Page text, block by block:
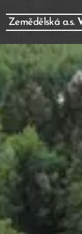
Zemědělská a.s.